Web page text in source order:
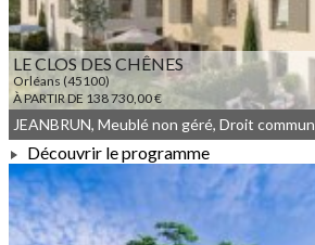
LE CLOS DES CHÊNES
Orléans (45100)
À PARTIR DE 138 730,00 €
À PARTIR DE 138 730,00 €
JEANBRUN, Meublé non géré, Droit commun
Découvrir le programme